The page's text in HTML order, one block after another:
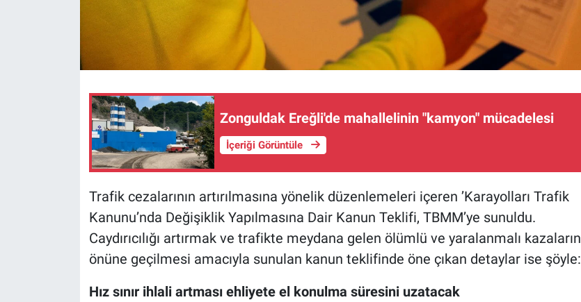
Zonguldak Ereğli'de mahallelinin "kamyon" mücadelesi
İçeriği Görüntüle
Trafik cezalarının artırılmasına yönelik düzenlemeleri içeren ’Karayolları Trafik
Kanunu’nda Değişiklik Yapılmasına Dair Kanun Teklifi, TBMM’ye sunuldu.
Caydırıcılığı artırmak ve trafikte meydana gelen ölümlü ve yaralanmalı kazaların
önüne geçilmesi amacıyla sunulan kanun teklifinde öne çıkan detaylar ise şöyle:
Hız sınır ihlali artması ehliyete el konulma süresini uzatacak